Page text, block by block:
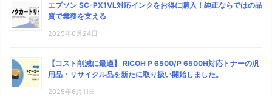
エプソン SC-PX1VL対応インクをお得に購入！純正ならではの品
質で業務を支える
2025年6月24日
【コスト削減に最適】 RICOH P 6500/P 6500H対応トナーの汎
用品・リサイクル品を新たに取り扱い開始しました。
2025年6月11日